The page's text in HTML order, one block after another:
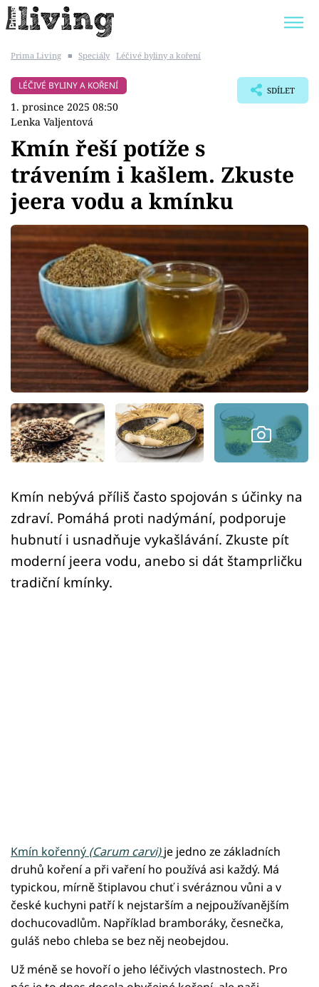
BYDLENÍ SLAVNÝCH
ZAHRADA
Témata
Bydlení
Zahrada
Design
Sledujte prima+
Přihlášení
Sledujte nás
Prima Living ■ Speciály Léčivé byliny a koření
LÉČIVÉ BYLINY A KOŘENÍ
1. prosince 2025 08:50
Lenka Valjentová
SDÍLET
Kmín řeší potíže s
trávením i kašlem. Zkuste
jeera vodu a kmínku
Kmín nebývá příliš často spojován s účinky na
zdraví. Pomáhá proti nadýmání, podporuje
hubnutí i usnadňuje vykašlávání. Zkuste pít
moderní jeera vodu, anebo si dát štamprličku
tradiční kmínky.
Kmín kořenný (Carum carvi)je jedno ze základních
druhů koření a při vaření ho používá asi každý. Má
typickou, mírně štiplavou chuť i svéráznou vůni a v
české kuchyni patří k nejstarším a nejpoužívanějším
dochucovadlům. Například bramboráky, česnečka,
guláš nebo chleba se bez něj neobejdou.
Už méně se hovoří o jeho léčivých vlastnostech. Pro